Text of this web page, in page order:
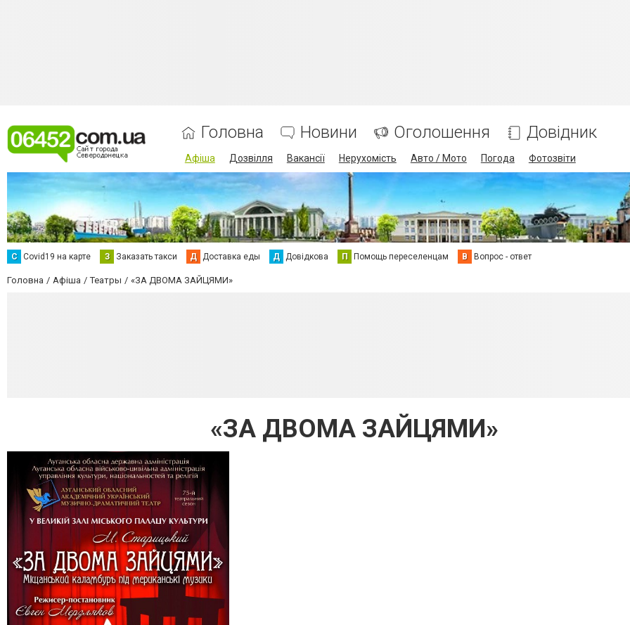
Головна Новини Оголошення Довідник
Афіша Дозвілля Вакансії Нерухомість Авто / Мото Погода Фотозвіти
С Сovid19 на карте З Заказать такси Д Доставка еды Д Довідкова П Помощь переселенцам В Вопрос - ответ
Головна Афіша Театры «ЗА ДВОМА ЗАЙЦЯМИ»
«ЗА ДВОМА ЗАЙЦЯМИ»